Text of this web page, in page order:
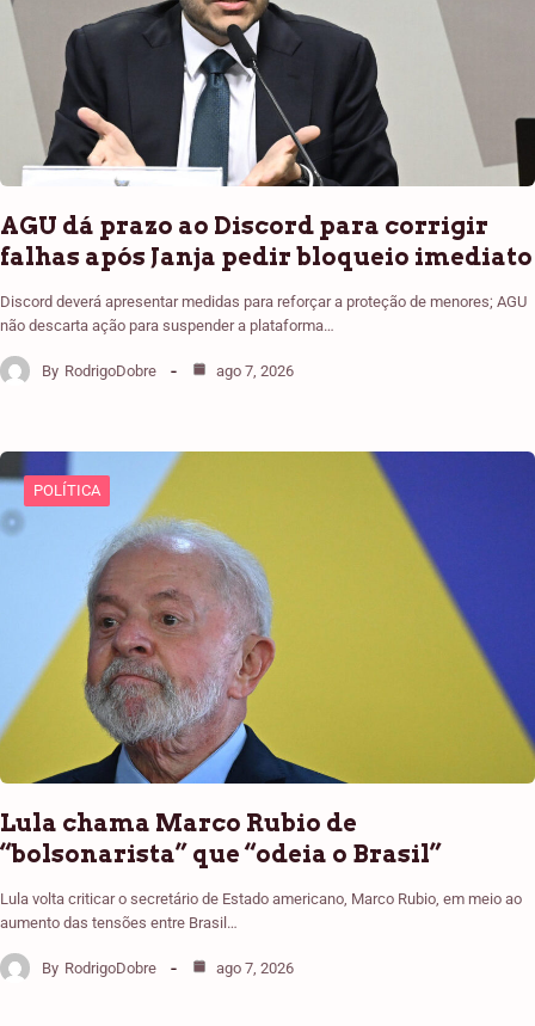
AGU dá prazo ao Discord para corrigir
falhas após Janja pedir bloqueio imediato
Discord deverá apresentar medidas para reforçar a proteção de menores; AGU
não descarta ação para suspender a plataforma…
By RodrigoDobre ago 7, 2026
POLÍTICA
Lula chama Marco Rubio de
“bolsonarista” que “odeia o Brasil”
Lula volta criticar o secretário de Estado americano, Marco Rubio, em meio ao
aumento das tensões entre Brasil…
By RodrigoDobre ago 7, 2026